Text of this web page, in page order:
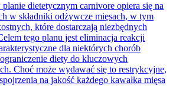
dietetycznym carnivore opiera się na
w składniki odżywcze mięsach, w tym
które dostarczają niezbędnych
tego planu jest eliminacja reakcji
dla niektórych chorób
diety do kluczowych
Choć może wydawać się to restrykcyjne,
na jakość każdego kawałka mięsa